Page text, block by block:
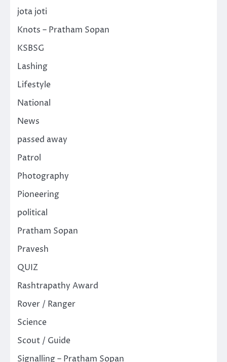
jota joti
Knots – Pratham Sopan
KSBSG
Lashing
Lifestyle
National
News
passed away
Patrol
Photography
Pioneering
political
Pratham Sopan
Pravesh
QUIZ
Rashtrapathy Award
Rover / Ranger
Science
Scout / Guide
Signalling – Pratham Sopan